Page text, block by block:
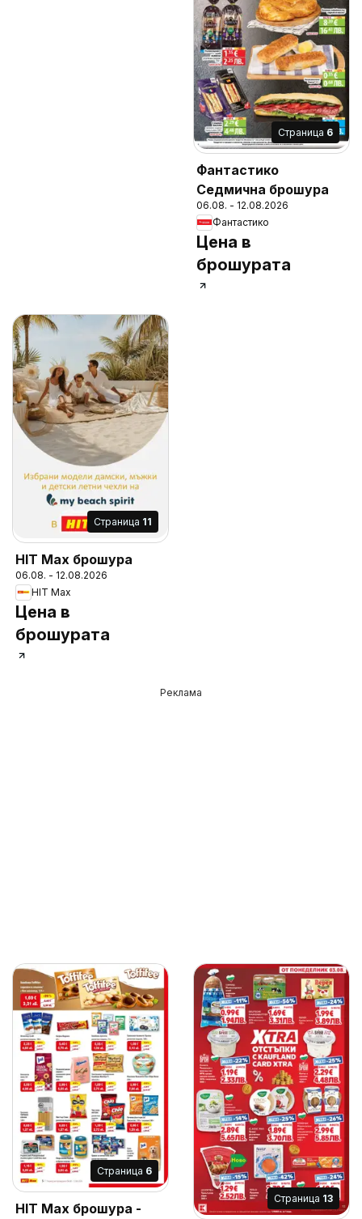
Cтраница 6
Фантастико
Седмична брошура
06.08. - 12.08.2026
Фантастико
Цена в
брошурата
Cтраница 11
HIT Max брошура
06.08. - 12.08.2026
HIT Max
Цена в
брошурата
Реклама
Cтраница 6
HIT Max брошура -
Cтраница 13